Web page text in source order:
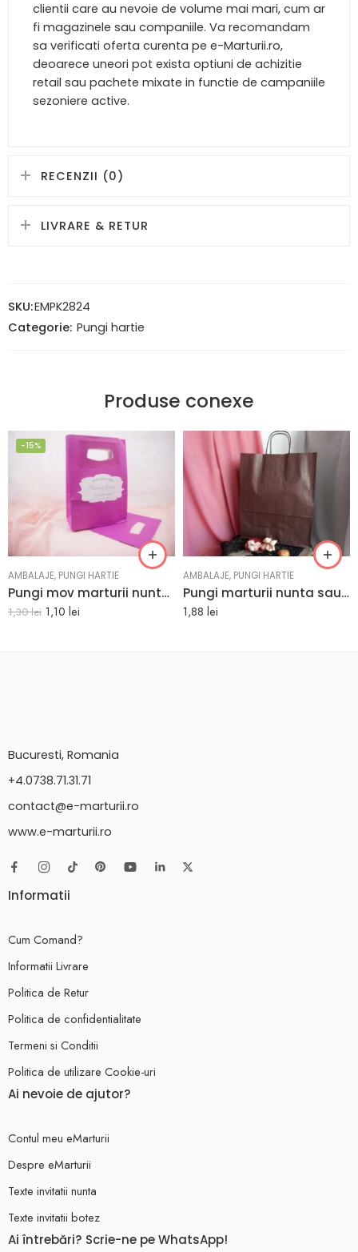
clientii care au nevoie de volume mai mari, cum ar
fi magazinele sau companiile. Va recomandam
sa verificati oferta curenta pe e-Marturii.ro,
deoarece uneori pot exista optiuni de achizitie
retail sau pachete mixate in functie de campaniile
sezoniere active.
RECENZII (0)
LIVRARE & RETUR
SKU:EMPK2824
Categorie: Pungi hartie
Produse conexe
-15%
AMBALAJE, PUNGI HARTIE
Pungi mov marturii nunta sau botez 18 x 25 x 9 cm
1,30lei 1,10 lei
AMBALAJE, PUNGI HARTIE
Pungi marturii nunta sau botez culoare ciocolatie 25 x 11 x 31 cm
1,88 lei
Bucuresti, Romania
+4.0738.71.31.71
contact@e-marturii.ro
www.e-marturii.ro
Informatii
Cum Comand?
Informatii Livrare
Politica de Retur
Politica de confidentialitate
Termeni si Conditii
Politica de utilizare Cookie-uri
Ai nevoie de ajutor?
Contul meu eMarturii
Despre eMarturii
Texte invitatii nunta
Texte invitatii botez
Ai întrebări? Scrie-ne pe WhatsApp!